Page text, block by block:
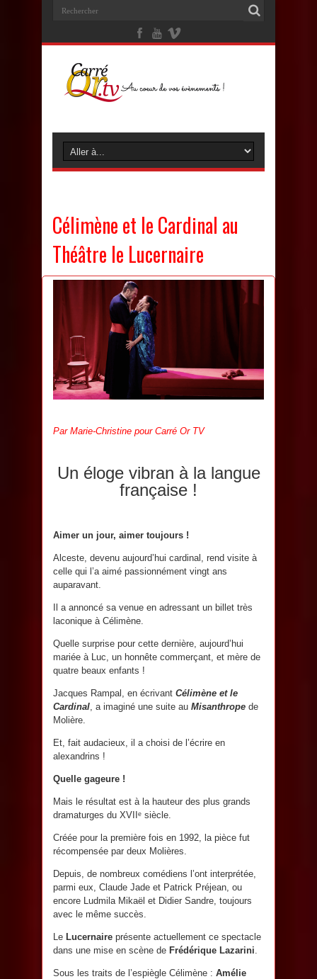
Célimène et le Cardinal au
Théâtre le Lucernaire
Par Marie-Christine pour Carré Or TV
Un éloge vibran à la langue
française !
Aimer un jour, aimer toujours !
Alceste, devenu aujourd’hui cardinal, rend visite à
celle qui l’a aimé passionnément vingt ans
auparavant.
Il a annoncé sa venue en adressant un billet très
laconique à Célimène.
Quelle surprise pour cette dernière, aujourd’hui
mariée à Luc, un honnête commerçant, et mère de
quatre beaux enfants !
Jacques Rampal, en écrivant Célimène et le
Cardinal , a imaginé une suite au Misanthrope de
Molière.
Et, fait audacieux, il a choisi de l’écrire en
alexandrins !
Quelle gageure !
Mais le résultat est à la hauteur des plus grands
dramaturges du XVIIᵉ siècle.
Créée pour la première fois en 1992, la pièce fut
récompensée par deux Molières.
Depuis, de nombreux comédiens l’ont interprétée,
parmi eux, Claude Jade et Patrick Préjean, ou
encore Ludmila Mikaël et Didier Sandre, toujours
avec le même succès.
Le Lucernaire présente actuellement ce spectacle
dans une mise en scène de Frédérique Lazarini
Sous les traits de l’espiègle Célimène : Amélie